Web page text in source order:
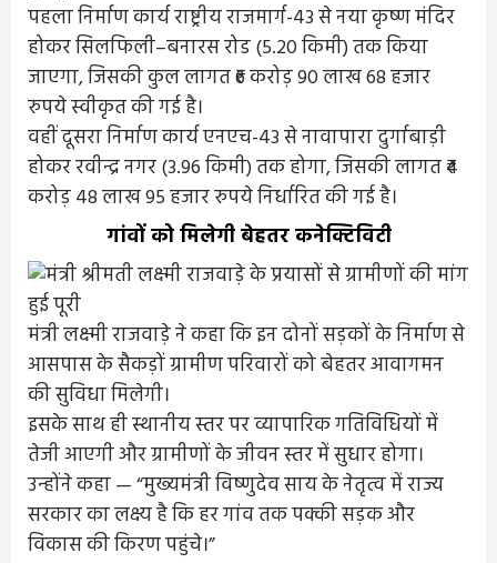
पहला निर्माण कार्य राष्ट्रीय राजमार्ग-43 से नया कृष्ण मंदिर
होकर सिलफिली–बनारस रोड (5.20 किमी) तक किया
जाएगा, जिसकी कुल लागत ₹6 करोड़ 90 लाख 68 हजार
रुपये स्वीकृत की गई है।
वहीं दूसरा निर्माण कार्य एनएच-43 से नावापारा दुर्गाबाड़ी
होकर रवीन्द्र नगर (3.96 किमी) तक होगा, जिसकी लागत ₹4
करोड़ 48 लाख 95 हजार रुपये निर्धारित की गई है।
गांवों को मिलेगी बेहतर कनेक्टिविटी
मंत्री लक्ष्मी राजवाड़े ने कहा कि इन दोनों सड़कों के निर्माण से
आसपास के सैकड़ों ग्रामीण परिवारों को बेहतर आवागमन
की सुविधा मिलेगी।
इसके साथ ही स्थानीय स्तर पर व्यापारिक गतिविधियों में
तेजी आएगी और ग्रामीणों के जीवन स्तर में सुधार होगा।
उन्होंने कहा — “मुख्यमंत्री विष्णुदेव साय के नेतृत्व में राज्य
सरकार का लक्ष्य है कि हर गांव तक पक्की सड़क और
विकास की किरण पहुंचे।”